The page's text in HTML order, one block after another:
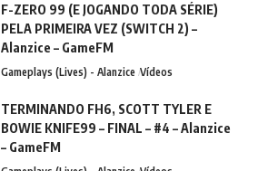
F-ZERO 99 (E JOGANDO TODA SÉRIE)
PELA PRIMEIRA VEZ (SWITCH 2) –
Alanzice – GameFM
Gameplays (Lives) - Alanzice Vídeos
TERMINANDO FH6, SCOTT TYLER E
BOWIE KNIFE99 – FINAL – #4 – Alanzice
– GameFM